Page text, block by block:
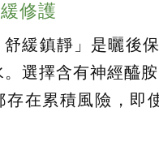
修護
舒緩鎮靜」是曬後
。選擇含有神經醯
存在累積風險，即